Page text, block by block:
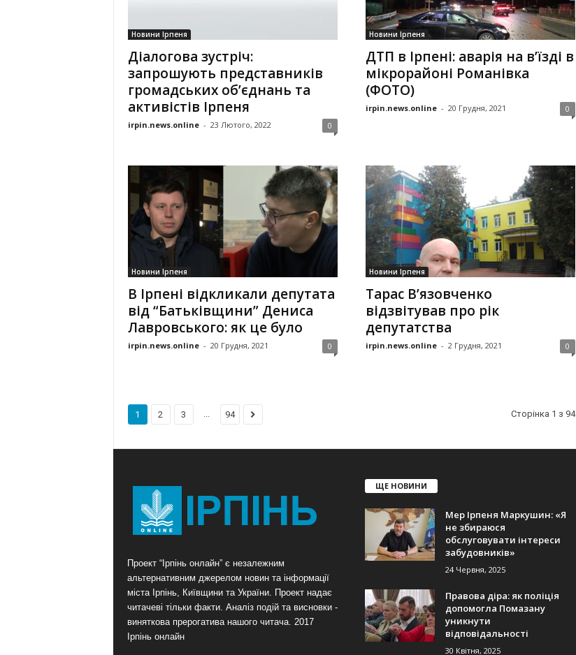
Новини Ірпеня
Діалогова зустріч:
запрошують представників
громадських об’єднань та
активістів Ірпеня
irpin.news.online - 23 Лютого, 2022 0
Новини Ірпеня
ДТП в Ірпені: аварія на в’їзді в
мікрорайоні Романівка
(ФОТО)
irpin.news.online - 20 Грудня, 2021 0
Новини Ірпеня
В Ірпені відкликали депутата
від “Батьківщини” Дениса
Лавровського: як це було
irpin.news.online - 20 Грудня, 2021 0
Новини Ірпеня
Тарас В’язовченко
відзвітував про рік
депутатства
irpin.news.online - 2 Грудня, 2021 0
1 2 3 ... 94 Сторінка 1 з 94
Проект “Ірпінь онлайн” є незалежним
альтернативним джерелом новин та інформації
міста Ірпінь, Київщини та України. Проект надає
читачеві тільки факти. Аналіз подій та висновки -
виняткова прерогатива нашого читача. 2017
Ірпінь онлайн
ЩЕ НОВИНИ
Мер Ірпеня Маркушин: «Я
не збираюся
обслуговувати інтереси
забудовників»
24 Червня, 2025
Правова діра: як поліція
допомогла Помазану
уникнути
відповідальності
30 Квітня, 2025